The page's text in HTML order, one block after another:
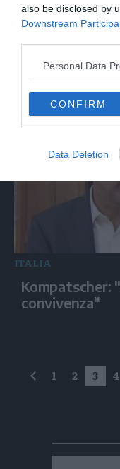
also be disclosed by
Downstream
Personal Data
CONFIRM
Data Deletion
ITALIA
Incendi
Canadair in
ITALIA
Kompatscher:
convivenza"
precedente
1 2 3 4